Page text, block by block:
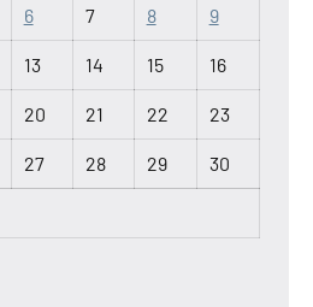
6 7 8 9
13 14 15 16
20 21 22 23
27 28 29 30